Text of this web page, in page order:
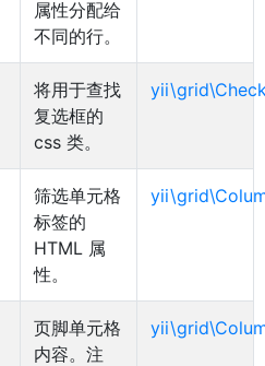
属性分配给
不同的行。
将用于查找
复选框的
css 类。
筛选单元格
标签的
HTML 属
性。
页脚单元格
内容。注